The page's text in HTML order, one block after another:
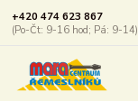
+420 474 623 867
(Po-Čt: 9-16 hod; Pá: 9-14)